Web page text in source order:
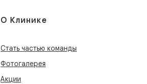
О Клинике
Стать частью команды
Фотогалерея
Акции